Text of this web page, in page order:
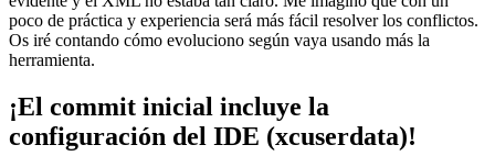
poco de práctica y experiencia será más fácil resolver los conflictos.
Os iré contando cómo evoluciono según vaya usando más la
herramienta.
¡El commit inicial incluye la
configuración del IDE (xcuserdata)!